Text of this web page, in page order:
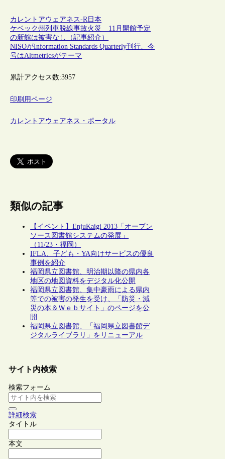
カレントアウェアネス-R日本
ケベック州列車脱線事故火災 11月開館予定
の新館は被害なし（記事紹介）
NISOがInformation Standards Quarterly刊行、今
号はAltmetricsがテーマ
累計アクセス数:3957
印刷用ページ
カレントアウェアネス・ポータル
類似の記事
【イベント】EnjuKaigi 2013「オープン
ソース図書館システムの発展」
（11/23・福岡）
IFLA、子ども・YA向けサービスの優良
事例を紹介
福岡県立図書館、明治期以降の県内各
地区の地図資料をデジタル化公開
福岡県立図書館、集中豪雨による県内
等での被害の発生を受け、「防災・減
災の本＆Ｗｅｂサイト」のページを公
開
福岡県立図書館、「福岡県立図書館デ
ジタルライブラリ」をリニューアル
サイト内検索
検索フォーム
詳細検索
タイトル
本文